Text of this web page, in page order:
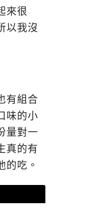
來很
以我沒
有組合
味的小
量對一
真的有
的吃。